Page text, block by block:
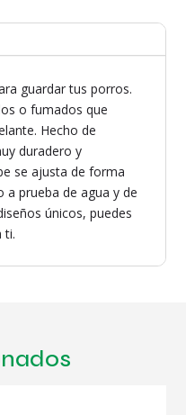
guardar tus porros.
o fumados que
Hecho de
duradero y
se ajusta de forma
a prueba de agua y de
únicos, puedes
ti.